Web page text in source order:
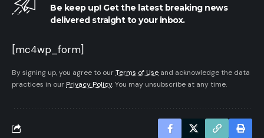
Be keep up! Get the latest breaking news
delivered straight to your inbox.
[mc4wp_form]
By signing up, you agree to ourTerms of Use and acknowledge the data
practices in our Privacy Policy. You may unsubscribe at any time.